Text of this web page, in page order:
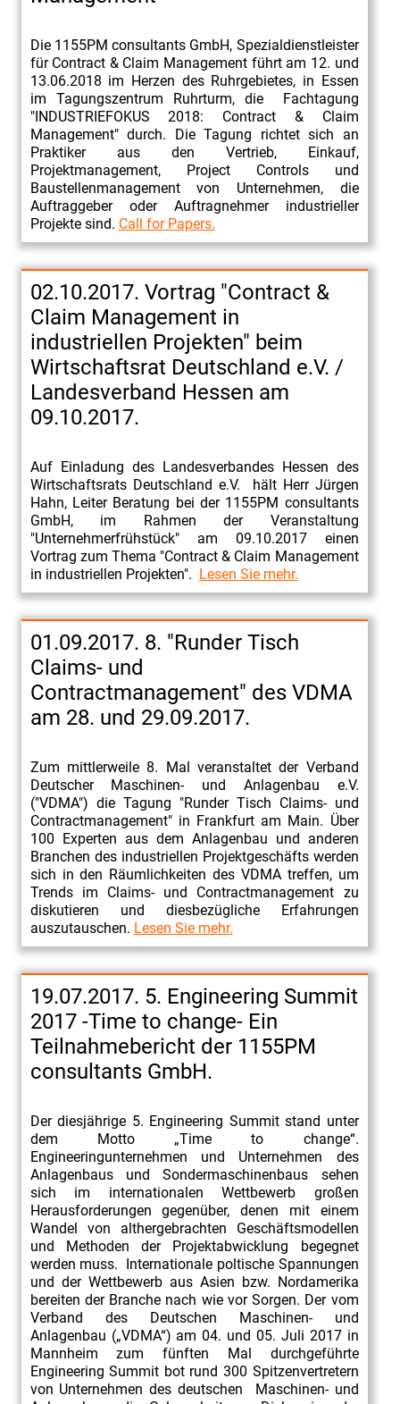
Die 1155PM consultants GmbH, Spezialdienstleister
für Contract & Claim Management führt am 12. und
13.06.2018 im Herzen des Ruhrgebietes, in Essen
im Tagungszentrum Ruhrturm, die Fachtagung
"INDUSTRIEFOKUS 2018: Contract & Claim
Management" durch. Die Tagung richtet sich an
Praktiker aus den Vertrieb, Einkauf,
Projektmanagement, Project Controls und
Baustellenmanagement von Unternehmen, die
Auftraggeber oder Auftragnehmer industrieller
Projekte sind. Call for Papers.
02.10.2017. Vortrag "Contract &
Claim Management in
industriellen Projekten" beim
Wirtschaftsrat Deutschland e.V. /
Landesverband Hessen am
09.10.2017.
Auf Einladung des Landesverbandes Hessen des
Wirtschaftsrats Deutschland e.V. hält Herr Jürgen
Hahn, Leiter Beratung bei der 1155PM consultants
GmbH, im Rahmen der Veranstaltung
"Unternehmerfrühstück" am 09.10.2017 einen
Vortrag zum Thema "Contract & Claim Management
in industriellen Projekten". Lesen Sie mehr.
01.09.2017. 8. "Runder Tisch
Claims- und
Contractmanagement" des VDMA
am 28. und 29.09.2017.
Zum mittlerweile 8. Mal veranstaltet der Verband
Deutscher Maschinen- und Anlagenbau e.V.
("VDMA") die Tagung "Runder Tisch Claims- und
Contractmanagement" in Frankfurt am Main. Über
100 Experten aus dem Anlagenbau und anderen
Branchen des industriellen Projektgeschäfts werden
sich in den Räumlichkeiten des VDMA treffen, um
Trends im Claims- und Contractmanagement zu
diskutieren und diesbezügliche Erfahrungen
auszutauschen. Lesen Sie mehr.
19.07.2017. 5. Engineering Summit
2017 -Time to change- Ein
Teilnahmebericht der 1155PM
consultants GmbH.
Der diesjährige 5. Engineering Summit stand unter
dem Motto „Time to change“.
Engineeringunternehmen und Unternehmen des
Anlagenbaus und Sondermaschinenbaus sehen
sich im internationalen Wettbewerb großen
Herausforderungen gegenüber, denen mit einem
Wandel von althergebrachten Geschäftsmodellen
und Methoden der Projektabwicklung begegnet
werden muss. Internationale poltische Spannungen
und der Wettbewerb aus Asien bzw. Nordamerika
bereiten der Branche nach wie vor Sorgen. Der vom
Verband des Deutschen Maschinen- und
Anlagenbau („VDMA“) am 04. und 05. Juli 2017 in
Mannheim zum fünften Mal durchgeführte
Engineering Summit bot rund 300 Spitzenvertretern
von Unternehmen des deutschen Maschinen- und